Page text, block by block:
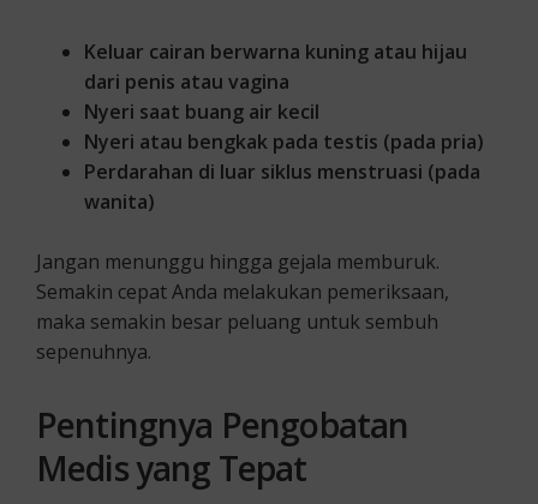
Keluar cairan berwarna kuning atau hijau
dari penis atau vagina
Nyeri saat buang air kecil
Nyeri atau bengkak pada testis (pada pria)
Perdarahan di luar siklus menstruasi (pada
wanita)
Jangan menunggu hingga gejala memburuk.
Semakin cepat Anda melakukan pemeriksaan,
maka semakin besar peluang untuk sembuh
sepenuhnya.
Pentingnya Pengobatan
Medis yang Tepat